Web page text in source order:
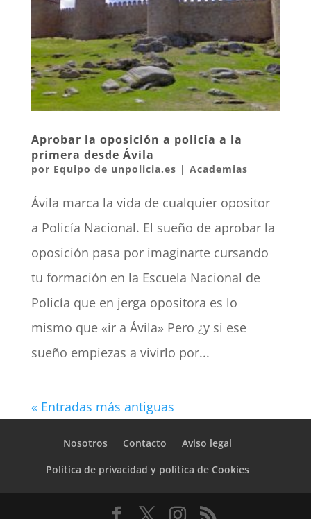
Aprobar la oposición a policía a la
primera desde Ávila
por Equipo de unpolicia.es | Academias
Ávila marca la vida de cualquier opositor
a Policía Nacional. El sueño de aprobar la
oposición pasa por imaginarte cursando
tu formación en la Escuela Nacional de
Policía que en jerga opositora es lo
mismo que «ir a Ávila» Pero ¿y si ese
sueño empiezas a vivirlo por...
« Entradas más antiguas
Nosotros Contacto
Aviso legal
Política de privacidad y política de Cookies